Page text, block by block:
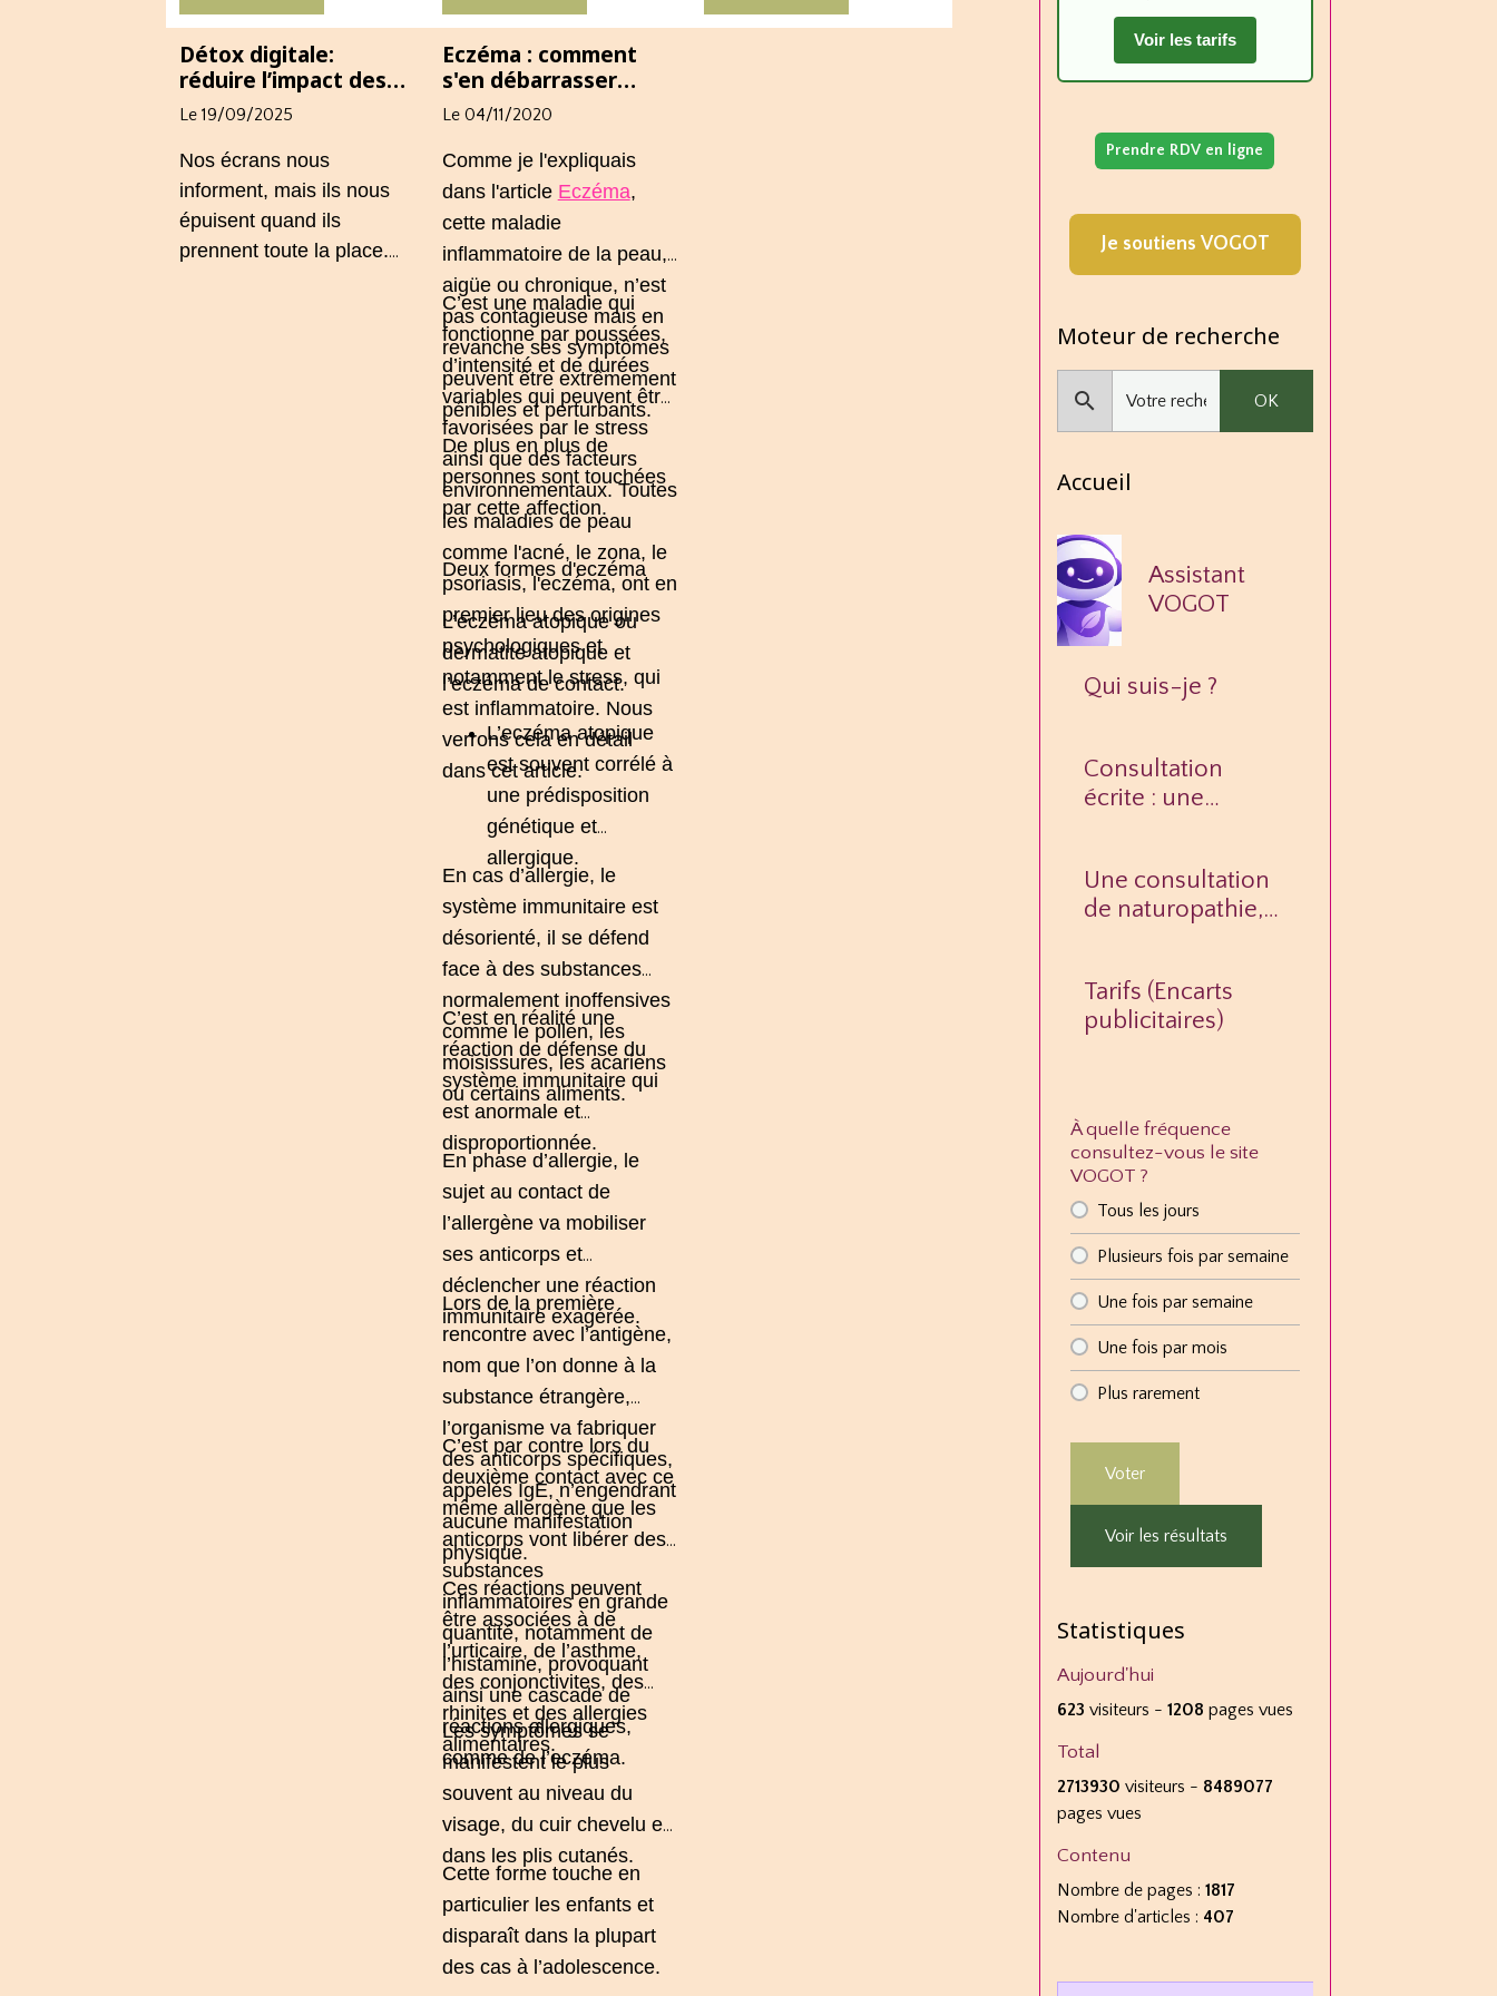
Comprendre ce lien
concrètement, pour
apaiser le corps et
soutenir le système
nerveux.
Détox digitale:
réduire l’impact des
écrans et retrouver
un esprit clair
Le 19/09/2025
Nos écrans nous
informent, mais ils nous
épuisent quand ils
prennent toute la place.
Eczéma : comment
s'en débarrasser
naturellement et
définitivement
Le 04/11/2020
Comme je l'expliquais
dans l'article Eczéma,
cette maladie
inflammatoire de la peau,
aigüe ou chronique, n’est
pas contagieuse mais en
revanche ses symptômes
peuvent être extrêmement
pénibles et perturbants.
C’est une maladie qui
fonctionne par poussées,
d’intensité et de durées
variables qui peuvent être
favorisées par le stress
ainsi que des facteurs
environnementaux. Toutes
les maladies de peau
comme l'acné, le zona, le
psoriasis, l'eczéma, ont en
premier lieu des origines
psychologiques et
notamment le stress, qui
est inflammatoire. Nous
verrons cela en détail
dans cet article.
De plus en plus de
personnes sont touchées
par cette affection.
Deux formes d'eczéma
L’eczéma atopiqueou
dermatite atopique et
l’eczéma de contact.
L’eczéma atopique
est souvent corrélé à
une prédisposition
génétique et
allergique.
En cas d’allergie, le
système immunitaire est
désorienté, il se défend
face à des substances
normalement inoffensives
comme le pollen, les
moisissures, les acariens
ou certains aliments.
C’est en réalité une
réaction de défense du
système immunitairequi
est anormale et
disproportionnée.
En phase d’allergie, le
sujet au contact de
l’allergène va mobiliser
ses anticorps et
déclencher une réaction
immunitaire exagérée.
Lors de la première
rencontre avec l’antigène,
nom que l’on donne à la
substance étrangère,
l’organisme va fabriquer
des anticorps spécifiques,
appelés IgE, n’engendrant
aucune manifestation
physique.
C’est par contre lors du
deuxième contact avec ce
même allergène que les
anticorps vont libérer des
substances
inflammatoires en grande
quantité, notamment de
l’histamine, provoquant
ainsi une cascade de
réactions allergiques,
comme de l’eczéma.
Ces réactions peuvent
être associées à de
l’urticaire, de l’asthme,
des conjonctivites, des
rhiniteset des allergies
alimentaires.
Les symptômes se
manifestent le plus
souvent au niveau du
visage, du cuir chevelu et
dans les plis cutanés.
Cette forme touche en
particulier les enfants et
disparaît dans la plupart
des cas à l’adolescence.
Voir les tarifs
Prendre RDV en ligne
Je soutiens VOGOT
Moteur de recherche
OK
Accueil
Assistant
VOGOT
Qui suis-je ?
Consultation
écrite : une
votre question.
Une consultation
de naturopathie,
Tarifs (Encarts
publicitaires)
À quelle fréquence
consultez-vous le site
VOGOT ?
Tous les jours
Plusieurs fois par semaine
Une fois par semaine
Une fois par mois
Plus rarement
Voter
Voir les résultats
Statistiques
Aujourd'hui
623 visiteurs -1208 pages vues
Total
2713930 visiteurs - 8489077
pages vues
Contenu
Nombre de pages :1817
Nombre d'articles : 407